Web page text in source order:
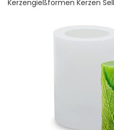
Kerzengießformen Kerzen